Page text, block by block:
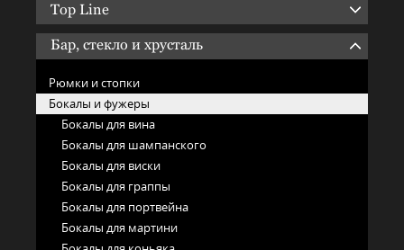
Top Line
Бар, стекло и хрусталь
Рюмки и стопки
Бокалы и фужеры
Бокалы для вина
Бокалы для шампанского
Бокалы для виски
Бокалы для граппы
Бокалы для портвейна
Бокалы для мартини